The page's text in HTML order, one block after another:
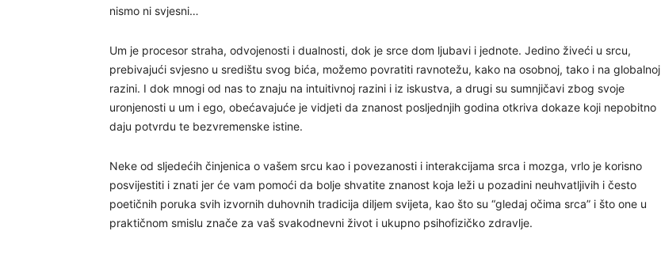
nismo ni svjesni…
Um je procesor straha, odvojenosti i dualnosti, dok je srce dom ljubavi i jednote. Jedino živeći u srcu,
prebivajući svjesno u središtu svog bića, možemo povratiti ravnotežu, kako na osobnoj, tako i na globalnoj
razini. I dok mnogi od nas to znaju na intuitivnoj razini i iz iskustva, a drugi su sumnjičavi zbog svoje
uronjenosti u um i ego, obećavajuće je vidjeti da znanost posljednjih godina otkriva dokaze koji nepobitno
daju potvrdu te bezvremenske istine.
Neke od sljedećih činjenica o vašem srcu kao i povezanosti i interakcijama srca i mozga, vrlo je korisno
posvijestiti i znati jer će vam pomoći da bolje shvatite znanost koja leži u pozadini neuhvatljivih i često
poetičnih poruka svih izvornih duhovnih tradicija diljem svijeta, kao što su “gledaj očima srca” i što one u
praktičnom smislu znače za vaš svakodnevni život i ukupno psihofizičko zdravlje.